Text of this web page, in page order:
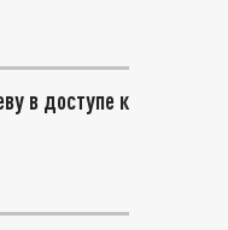
в доступе к